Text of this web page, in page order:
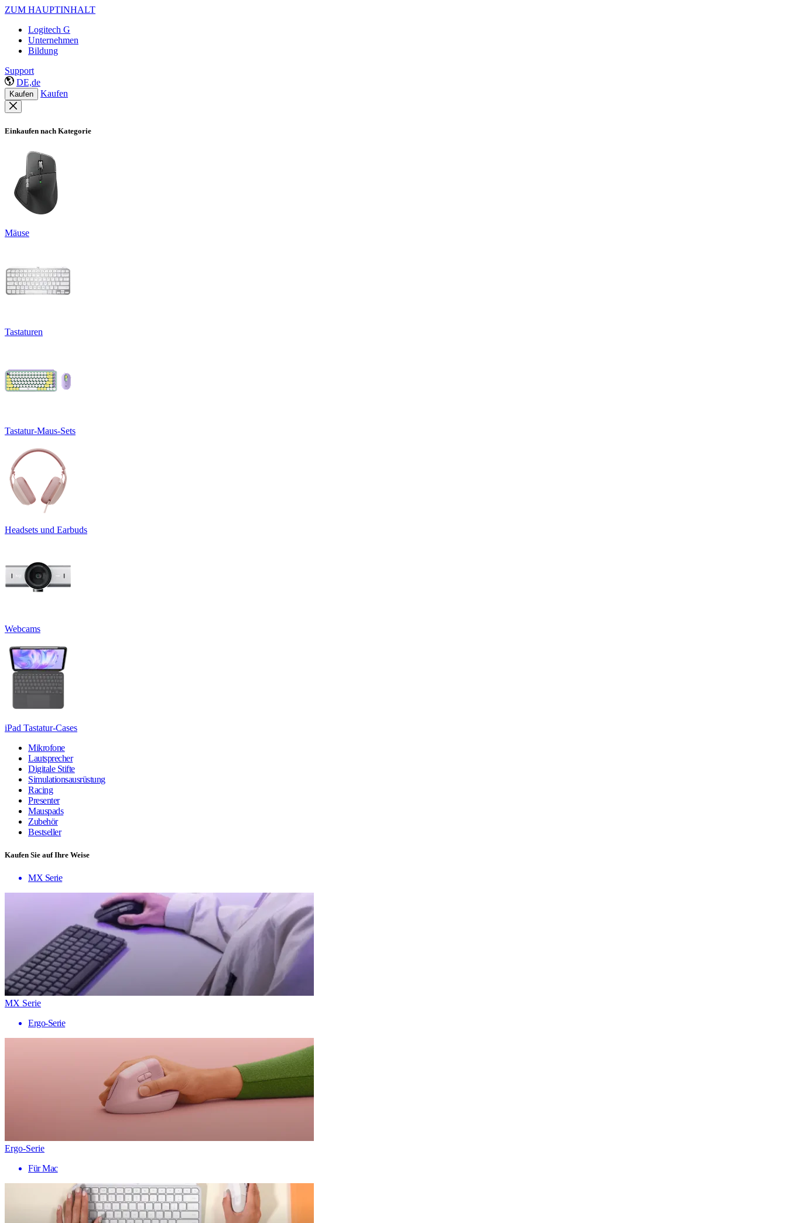
ZUM HAUPTINHALT
Logitech G
Unternehmen
Bildung
Support
DE,de
Kaufen Kaufen
Einkaufen nach Kategorie
Mäuse
Tastaturen
Tastatur-Maus-Sets
Headsets und Earbuds
Webcams
iPad Tastatur-Cases
Mikrofone
Lautsprecher
Digitale Stifte
Simulationsausrüstung
Racing
Presenter
Mauspads
Zubehör
Bestseller
Kaufen Sie auf Ihre Weise
MX Serie
MX Serie
Ergo-Serie
Ergo-Serie
Für Mac